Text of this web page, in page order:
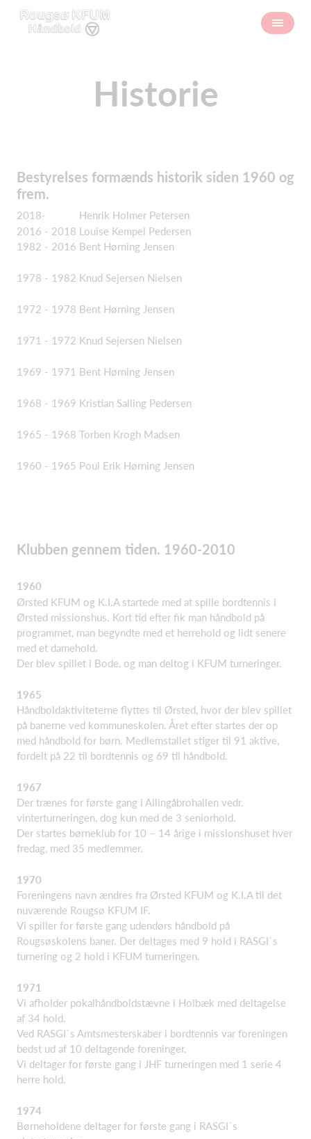
Historie
Bestyrelses formænds historik siden 1960 og
frem.
2018- Henrik Holmer Petersen
2016 - 2018 Louise Kempel Pedersen
1982 - 2016 Bent Hørning Jensen
1978 - 1982 Knud Sejersen Nielsen
1972 - 1978 Bent Hørning Jensen
1971 - 1972 Knud Sejersen Nielsen
1969 - 1971 Bent Hørning Jensen
1968 - 1969 Kristian Salling Pedersen
1965 - 1968 Torben Krogh Madsen
1960 - 1965 Poul Erik Hørning Jensen
Klubben gennem tiden. 1960-2010
1960
Ørsted KFUM og K.I.A startede med at spille bordtennis i
Ørsted missionshus. Kort tid efter fik man håndbold på
programmet, man begyndte med et herrehold og lidt senere
med et damehold.
Der blev spillet i Bode, og man deltog i KFUM turneringer.
1965
Håndboldaktiviteterne flyttes til Ørsted, hvor der blev spillet
på banerne ved kommuneskolen. Året efter startes der op
med håndbold for børn. Medlemstallet stiger til 91 aktive,
fordelt på 22 til bordtennis og 69 til håndbold.
1967
Der trænes for første gang i Allingåbrohallen vedr.
vinterturneringen, dog kun med de 3 seniorhold.
Der startes børneklub for 10 – 14 årige i missionshuset hver
fredag, med 35 medlemmer.
1970
Foreningens navn ændres fra Ørsted KFUM og K.I.A til det
nuværende Rougsø KFUM IF.
Vi spiller for første gang udendørs håndbold på
Rougsøskolens baner. Der deltages med 9 hold i RASGI`s
turnering og 2 hold i KFUM turneringen.
1971
Vi afholder pokalhåndboldstævne i Holbæk med deltagelse
af 34 hold.
Ved RASGI`s Amtsmesterskaber i bordtennis var foreningen
bedst ud af 10 deltagende foreninger.
Vi deltager for første gang i JHF turneringen med 1 serie 4
herre hold.
1974
Børneholdene deltager for første gang i RASGI`s